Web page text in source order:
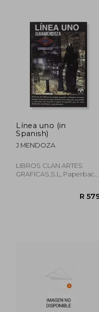
Línea uno (in
Spanish)
J MENDOZA
LIBROS CLAN ARTES
GRAFICAS,S.L, Paperback,